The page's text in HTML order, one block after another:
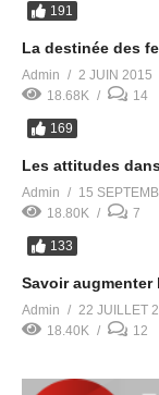
191
La destinée des
Admin
2 JUIN 2015
18.68K
14
169
Les attitudes
Admin
15
18.80K
7
133
Savoir augmenter
Admin
22 JUILLET
18.40K
12